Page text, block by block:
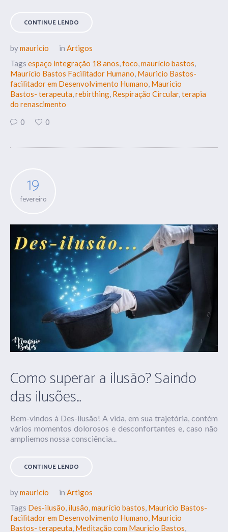
CONTINUE LENDO
bymauricio in Artigos
Tags espaço integração 18 anos,foco,maurício bastos,
Maurício Bastos Facilitador Humano, Mauricio Bastos-
facilitador em Desenvolvimento Humano, Mauricio
Bastos- terapeuta,rebirthing, Respiração Circular,terapia
do renascimento
0
0
19
fevereiro
Como superar a ilusão? Saindo
das ilusões…
Bem-vindos à Des-ilusão! A vida, em sua trajetória, contém
vários momentos dolorosos e desconfortantes e, caso não
ampliemos nossa consciência...
CONTINUE LENDO
bymauricio in Artigos
Tags Des-ilusão, ilusão,maurício bastos, Mauricio Bastos-
facilitador em Desenvolvimento Humano, Mauricio
Bastos- terapeuta, Meditação com Mauricio Bastos,